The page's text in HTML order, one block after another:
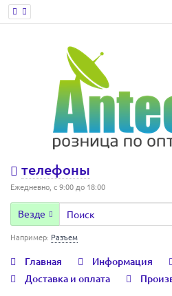
телефоны
Ежедневно, с 9:00 до 18:00
Везде
Например: Разъем
Главная Информация
Доставка и оплата